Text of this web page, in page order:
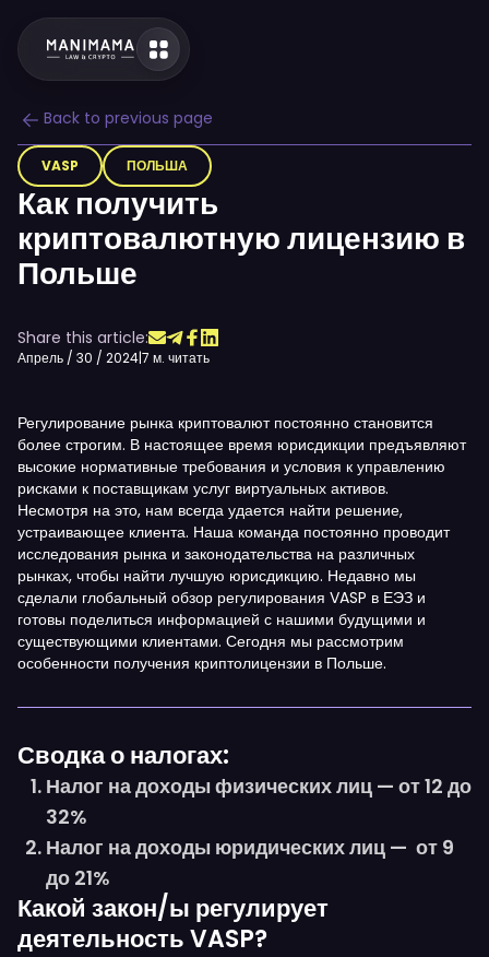
Back to previous page
VASP ПОЛЬША
Как получить
криптовалютную лицензию в
Польше
Share this article:
Апрель / 30 / 2024|7 м. читать
Регулирование рынка криптовалют постоянно становится
более строгим. В настоящее время юрисдикции предъявляют
высокие нормативные требования и условия к управлению
рисками к поставщикам услуг виртуальных активов.
Несмотря на это, нам всегда удается найти решение,
устраивающее клиента. Наша команда постоянно проводит
исследования рынка и законодательства на различных
рынках, чтобы найти лучшую юрисдикцию. Недавно мы
сделали глобальный обзор регулирования VASP в ЕЭЗ и
готовы поделиться информацией с нашими будущими и
существующими клиентами. Сегодня мы рассмотрим
особенности получения криптолицензии в Польше.
Сводка о налогах:
Налог на доходы физических лиц — от 12 до
32%
Налог на доходы юридических лиц — от 9
до 21%
Какой закон/ы регулирует
деятельность VASP?